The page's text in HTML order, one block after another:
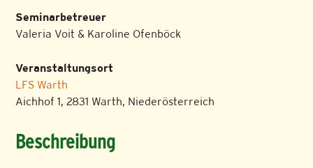
Seminarbetreuer
Valeria Voit & Karoline Ofenböck
Veranstaltungsort
LFS Warth
Aichhof 1, 2831 Warth, Niederösterreich
Beschreibung